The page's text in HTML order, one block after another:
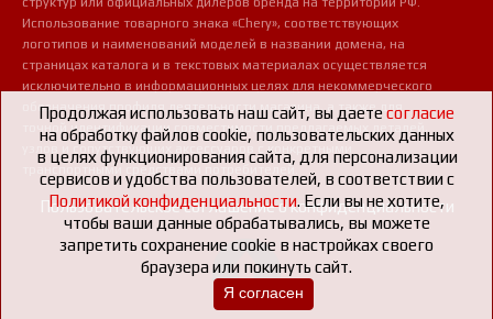
Использование товарного знака «Chery», соответствующих
логотипов и наименований моделей в названии домена, на
страницах каталога и в текстовых материалах осуществляется
исключительно в информационных целях для некоммерческого
обозначения профиля деятельности магазина, а также для
точной идентификации совместимости предлагаемых деталей,
узлов и сопутствующих аксессуаров с конкретными
транспортными средствами потребителей.
Пользовательское соглашение о конфиденциальности
Продолжая использовать наш сайт, вы даетесогласие
на обработку файлов cookie, пользовательских данных
в целях функционирования сайта, для персонализации
сервисов и удобства пользователей, в соответствии с
Политикой конфиденциальности. Если вы не хотите,
чтобы ваши данные обрабатывались, вы можете
запретить сохранение cookie в настройках своего
браузера или покинуть сайт.
Я согласен